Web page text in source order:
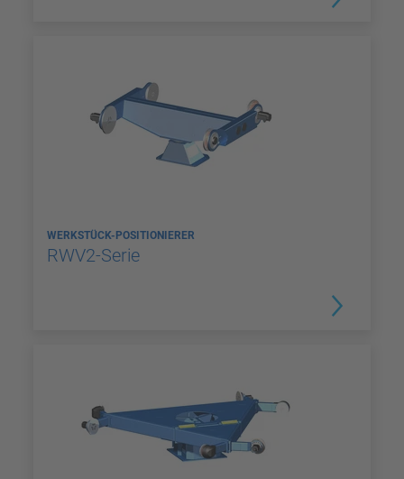
WERKSTÜCK-POSITIONIERER
RWV2-Serie